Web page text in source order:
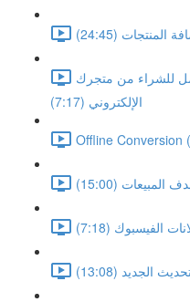
المنتجات (24:45)
للشراء من متجرك
الإلكتروني (7:17)
Offline Conversion
(15:00)
الفيسبوك (7:18)
الجديد (13:08)